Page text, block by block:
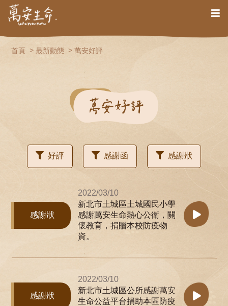
首頁 最新動態 萬安好評
好評 感謝函 感謝狀
感謝狀
2022/03/10
新北市土城區土城國民小學
感謝萬安生命熱心公衛，關
懷教育，捐贈本校防疫物
資。
感謝狀
2022/03/10
新北市土城區公所感謝萬安
生命公益平台捐助本區防疫